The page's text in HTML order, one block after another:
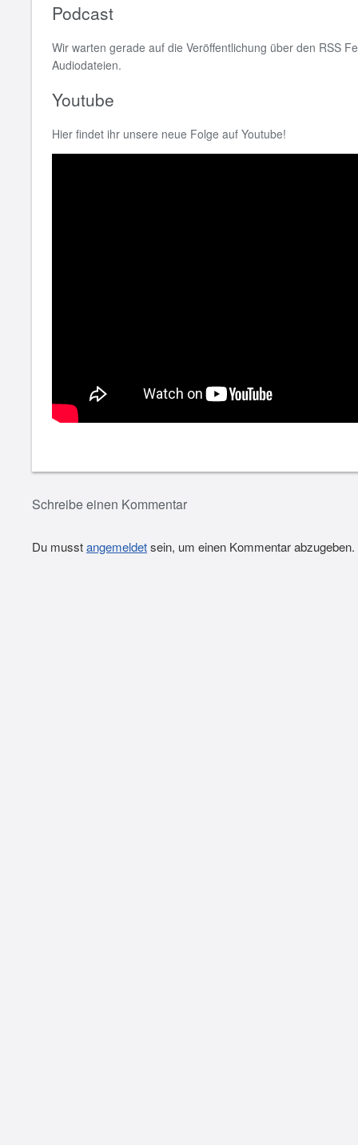
Podcast
Wir warten gerade auf die Veröffentlichung über den RSS
Audiodateien.
Youtube
Hier findet ihr unsere neue Folge auf Youtube!
Schreibe einen Kommentar
Du musstangemeldetsein, um einen Kommentar abzugeben.